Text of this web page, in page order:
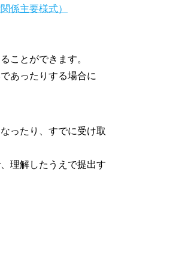
係主要様式）
ことができます。
あったりする場合に
ったり、すでに受け取
理解したうえで提出す